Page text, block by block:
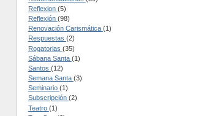
Reflexion (5)
Reflexión (98)
Renovación Carismática (1)
Respuestas (2)
Rogatorias (35)
Sábana Santa (1)
Santos (12)
Semana Santa (3)
Seminario (1)
Subscripción (2)
Teatro (1)